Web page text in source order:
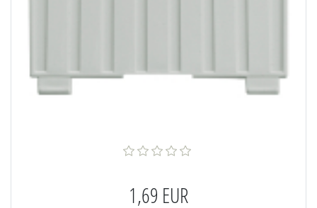
1,69 EUR